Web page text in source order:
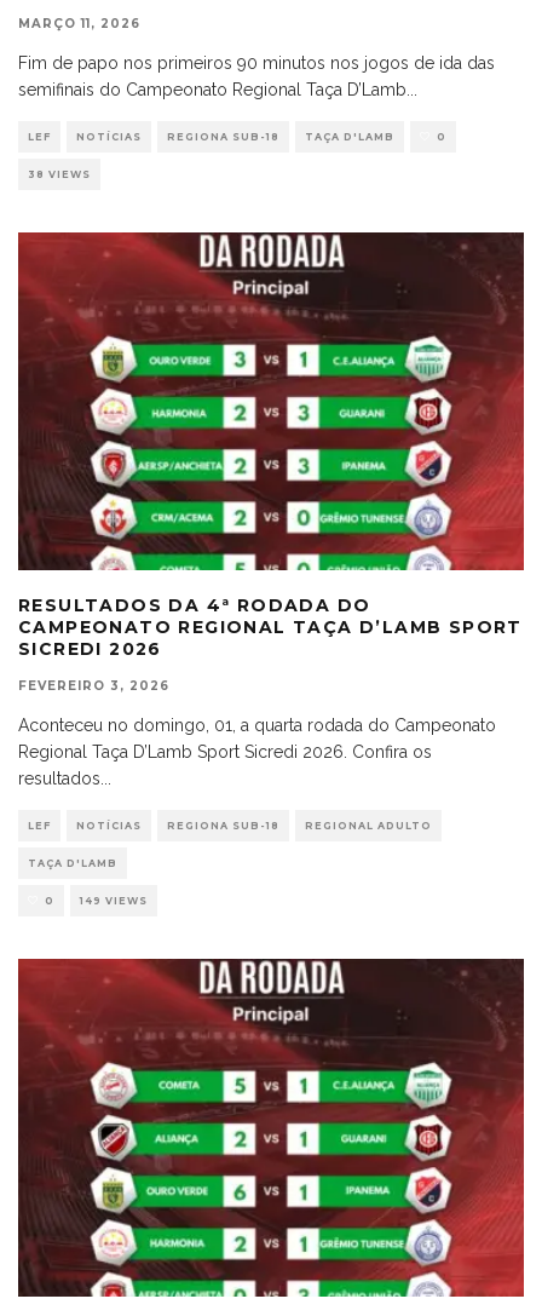
MARÇO 11, 2026
Fim de papo nos primeiros 90 minutos nos jogos de ida das
semifinais do Campeonato Regional Taça D’Lamb...
LEF NOTÍCIAS REGIONA SUB-18 TAÇA D'LAMB 0
38 VIEWS
RESULTADOS DA 4ª RODADA DO
CAMPEONATO REGIONAL TAÇA D’LAMB SPORT
SICREDI 2026
FEVEREIRO 3, 2026
Aconteceu no domingo, 01, a quarta rodada do Campeonato
Regional Taça D’Lamb Sport Sicredi 2026. Confira os
resultados
LEF NOTÍCIAS REGIONA SUB-18 REGIONAL ADULTO
TAÇA D'LAMB
0 149 VIEWS